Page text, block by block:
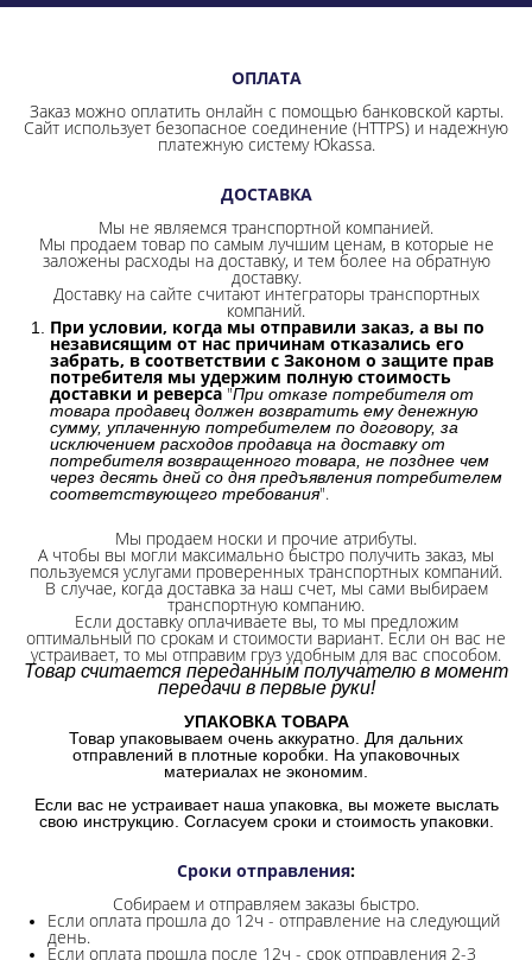
ОПЛАТА
Заказ можно оплатить онлайн с помощью банковской карты.
Сайт использует безопасное соединение (HTTPS) и надежную
платежную систему Юkassa.
ДОСТАВКА
Мы не являемся транспортной компанией.
Мы продаем товар по самым лучшим ценам, в которые не
заложены расходы на доставку, и тем более на обратную
доставку.
Доставку на сайте считают интеграторы транспортных
компаний.
При условии, когда мы отправили заказ, а вы по
независящим от нас причинам отказались его
забрать, в соответствии с Законом о защите прав
потребителя мы удержим полную стоимость
доставки и реверса "При отказе потребителя от
товара продавец должен возвратить ему денежную
сумму, уплаченную потребителем по договору, за
исключением расходов продавца на доставку от
потребителя возвращенного товара, не позднее чем
через десять дней со дня предъявления потребителем
соответствующего требования".
Мы продаем носки и прочие атрибуты.
А чтобы вы могли максимально быстро получить заказ, мы
пользуемся услугами проверенных транспортных компаний.
В случае, когда доставка за наш счет, мы сами выбираем
транспортную компанию.
Если доставку оплачиваете вы, то мы предложим
оптимальный по срокам и стоимости вариант. Если он вас не
устраивает, то мы отправим груз удобным для вас способом.
Товар считается переданным получателю в момент
передачи в первые руки!
УПАКОВКА ТОВАРА
Товар упаковываем очень аккуратно. Для дальних
отправлений в плотные коробки. На упаковочных
материалах не экономим.
Если вас не устраивает наша упаковка, вы можете выслать
свою инструкцию. Согласуем сроки и стоимость упаковки.
Сроки отправления:
Собираем и отправляем заказы быстро.
Если оплата прошла до 12ч - отправление на следующий
день.
Если оплата прошла после 12ч - срок отправления 2-3